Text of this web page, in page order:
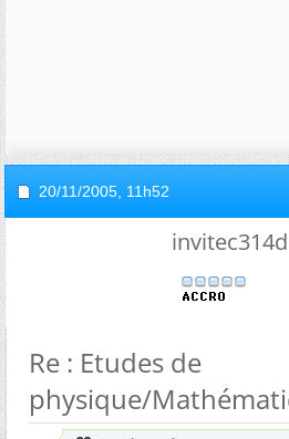
20/11/2005, 11h52
Re : Etudes de
physique/